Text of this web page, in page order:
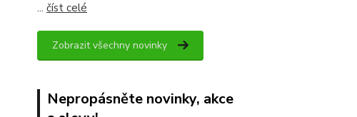
... číst celé
Zobrazit všechny novinky
Nepropásněte novinky, akce